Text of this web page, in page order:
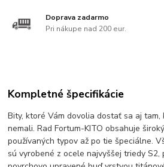
Doprava zadarmo
Pri nákupe nad 200 eur.
Kompletné špecifikácie
Bity, ktoré Vám dovolia dostať sa aj
nemali. Rad Fortum-KITO obsahuje
používaných typov až po tie špeciálne.
sú vyrobené z ocele najvyššej triedy S2,